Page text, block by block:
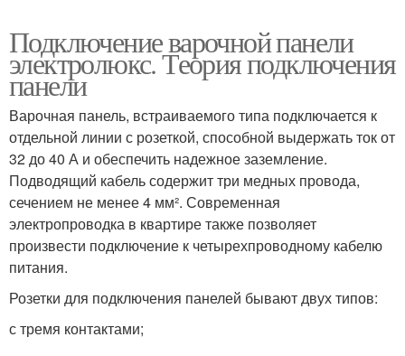
Подключение варочной панели
электролюкс. Теория подключения
панели
Варочная панель, встраиваемого типа подключается к
отдельной линии с розеткой, способной выдержать ток от
32 до 40 А и обеспечить надежное заземление.
Подводящий кабель содержит три медных провода,
сечением не менее 4 мм². Современная
электропроводка в квартире также позволяет
произвести подключение к четырехпроводному кабелю
питания.
Розетки для подключения панелей бывают двух типов:
с тремя контактами;